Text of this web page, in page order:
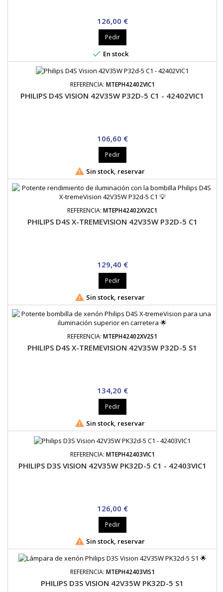
Precio
126,00 €
Pedir
 En stock
REFERENCIA: MTEPH42402VIC1
PHILIPS D4S VISION 42V35W P32D-5 C1 - 42402VIC1
Precio
106,60 €
Pedir
 Sin stock, reservar
REFERENCIA: MTEPH42402XV2C1
PHILIPS D4S X-TREMEVISION 42V35W P32D-5 C1
Precio
129,40 €
Pedir
 Sin stock, reservar
REFERENCIA: MTEPH42402XV2S1
PHILIPS D4S X-TREMEVISION 42V35W P32D-5 S1
Precio
134,20 €
Pedir
 Sin stock, reservar
REFERENCIA: MTEPH42403VIC1
PHILIPS D3S VISION 42V35W PK32D-5 C1 - 42403VIC1
Precio
126,00 €
Pedir
 Sin stock, reservar
REFERENCIA: MTEPH42403VIS1
PHILIPS D3S VISION 42V35W PK32D-5 S1